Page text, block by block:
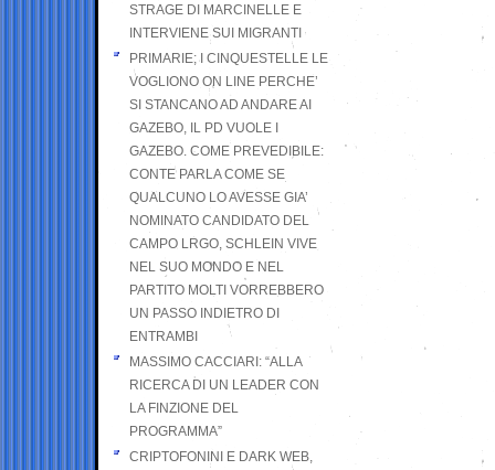
STRAGE DI MARCINELLE E
INTERVIENE SUI MIGRANTI
PRIMARIE; I CINQUESTELLE LE
VOGLIONO ON LINE PERCHE’
SI STANCANO AD ANDARE AI
GAZEBO, IL PD VUOLE I
GAZEBO. COME PREVEDIBILE:
CONTE PARLA COME SE
QUALCUNO LO AVESSE GIA’
NOMINATO CANDIDATO DEL
CAMPO LRGO, SCHLEIN VIVE
NEL SUO MONDO E NEL
PARTITO MOLTI VORREBBERO
UN PASSO INDIETRO DI
ENTRAMBI
MASSIMO CACCIARI: “ALLA
RICERCA DI UN LEADER CON
LA FINZIONE DEL
PROGRAMMA”
CRIPTOFONINI E DARK WEB,